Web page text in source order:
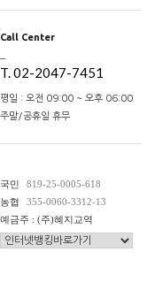
Call Center
T. 02-2047-7451
평일 : 오전 09:00 ~ 오후 06:00
주말/공휴일 휴무
국민
819-25-0005-618
농협
355-0060-3312-13
예금주 : (주)혜지교역